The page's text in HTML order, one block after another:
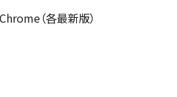
（各最新版）